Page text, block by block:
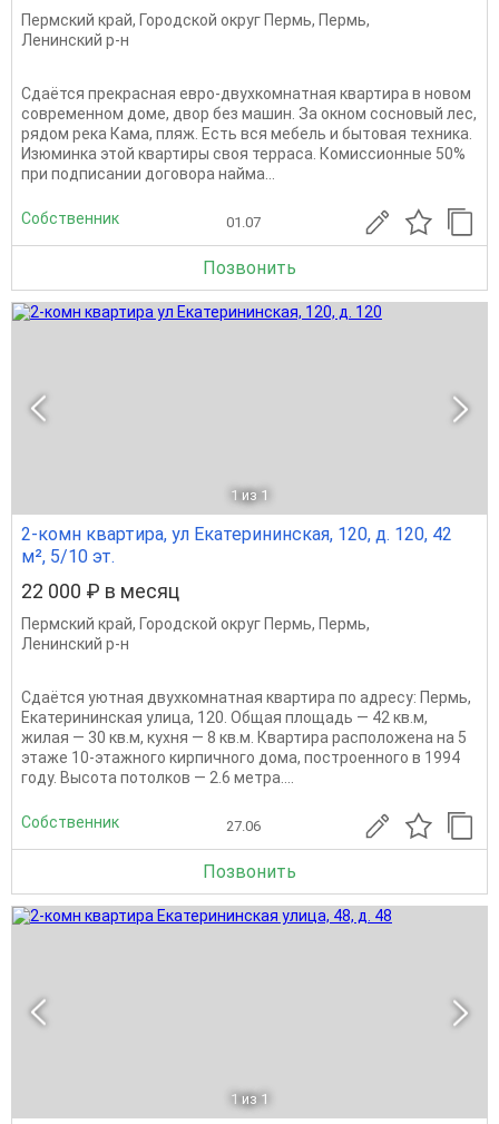
Пермский край, Городской округ Пермь, Пермь,
Ленинский р-н
Сдаётся прекрасная евро-двухкомнатная квартира в новом
современном доме, двор без машин. За окном сосновый лес,
рядом река Кама, пляж. Есть вся мебель и бытовая техника.
Изюминка этой квартиры своя терраса. Комиссионные 50%
при подписании договора найма...
Собственник 01.07
Позвонить
1 из 1
2-комн квартира, ул Екатерининская, 120, д. 120, 42
м², 5/10 эт.
22 000 ₽ в месяц
Пермский край, Городской округ Пермь, Пермь,
Ленинский р-н
Сдаётся уютная двухкомнатная квартира по адресу: Пермь,
Екатерининская улица, 120. Общая площадь — 42 кв.м,
жилая — 30 кв.м, кухня — 8 кв.м. Квартира расположена на 5
этаже 10-этажного кирпичного дома, построенного в 1994
году. Высота потолков — 2.6 метра....
Собственник 27.06
Позвонить
1 из 1